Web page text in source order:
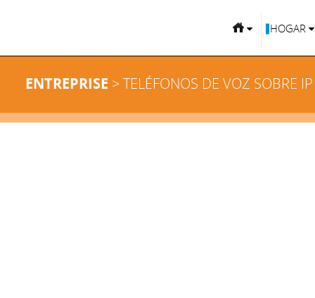
HOGAR
ENTREPRISE > TELÉFONOS DE VOZ SOBRE IP